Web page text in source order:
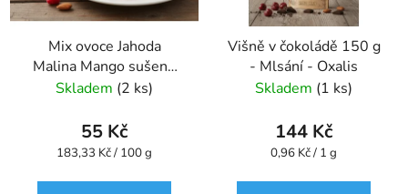
Mix ovoce Jahoda
Malina Mango sušené
mrazem 30 g VitaCup
Skladem (2 ks)
55 Kč
Měrná
183,33 Kč / 100 g
Višně v čokoládě 150 g
- Mlsání - Oxalis
Skladem (1 ks)
144 Kč
Měrná
0,96 Kč / 1 g